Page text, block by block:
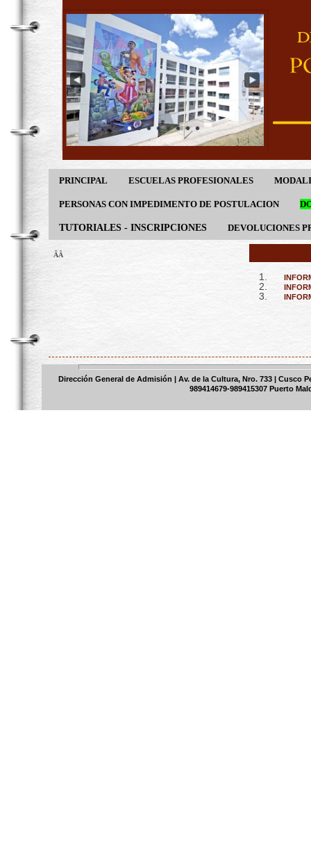
PRINCIPAL ESCUELAS PROFESIONALES
PERSONAS CON IMPEDIMENTO DE POSTULACION
TUTORIALES - INSCRIPCIONES DEVOLUCIONES
ÂÂ
Dirección General de Admisión | Av. de la Cultura, Nro. 733 | Cusco
989414679-989415307 Puerto